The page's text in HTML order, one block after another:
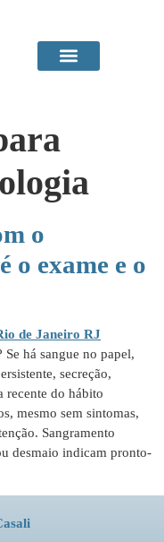
o
o exame e o
há sangue no papel,
secreção,
recente do hábito
mesmo sem sintomas,
Sangramento
desmaio indicam pronto-